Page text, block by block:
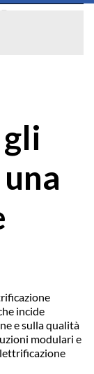
incide
e sulla qualità
modulari e